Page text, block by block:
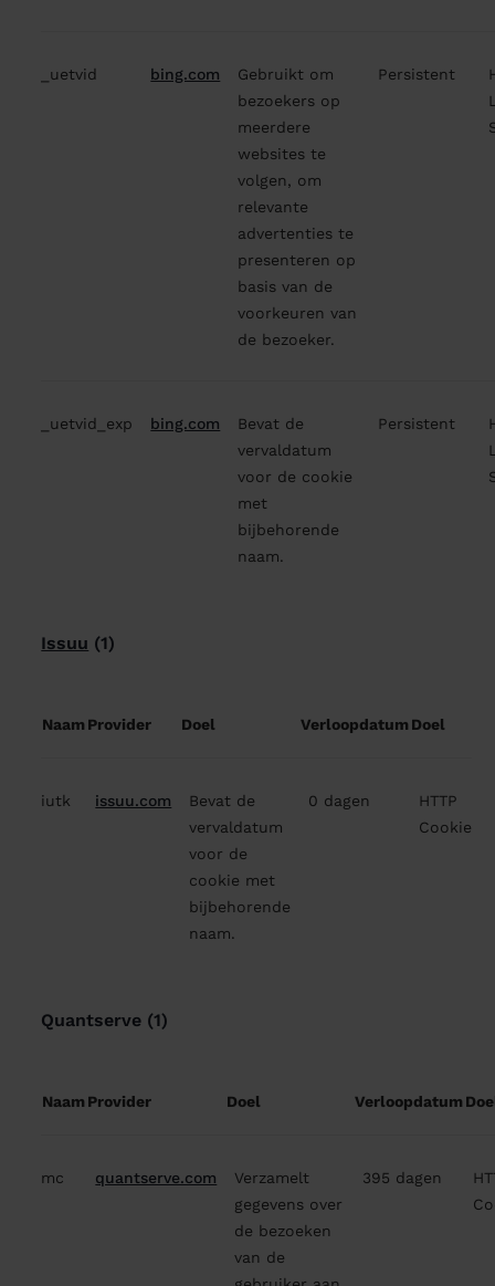
_uetvid bing.com
Gebruikt om
bezoekers op
meerdere
websites te
volgen, om
relevante
advertenties te
presenteren op
basis van de
voorkeuren van
de bezoeker.
Persistent
_uetvid_exp bing.com
Bevat de
vervaldatum
voor de cookie
met
bijbehorende
naam.
Persistent
Issuu (1)
Naam Provider Doel Verloopdatum Doel
iutk issuu.com
Bevat de
vervaldatum
voor de
cookie met
bijbehorende
naam.
0 dagen
HTTP
Cookie
Quantserve (1)
Naam Provider Doel Verloopdatum
mc quantserve.com
Verzamelt
gegevens over
de bezoeken
van de
395 dagen